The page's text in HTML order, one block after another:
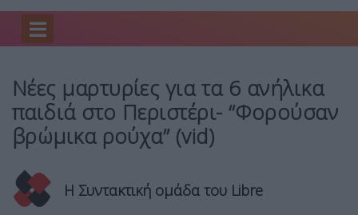
Home
Νέες μαρτυρίες για τα 6 ανήλικα
παιδιά στο Περιστέρι- “Φορούσαν
βρώμικα ρούχα” (vid)
Η Συντακτική ομάδα του Libre